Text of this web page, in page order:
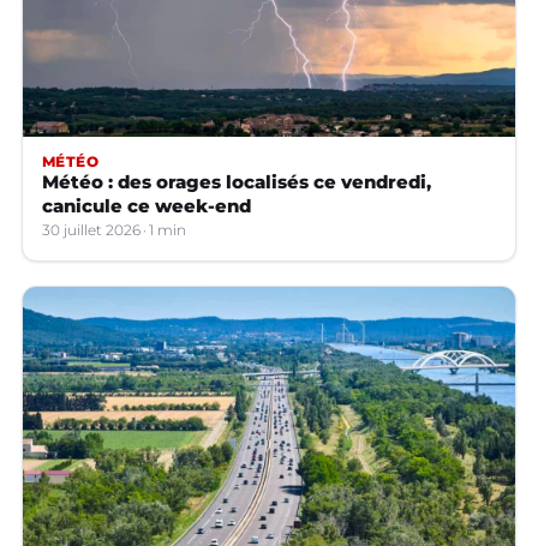
MÉTÉO
Météo : des orages localisés ce vendredi,
canicule ce week-end
30 juillet 2026 1 min